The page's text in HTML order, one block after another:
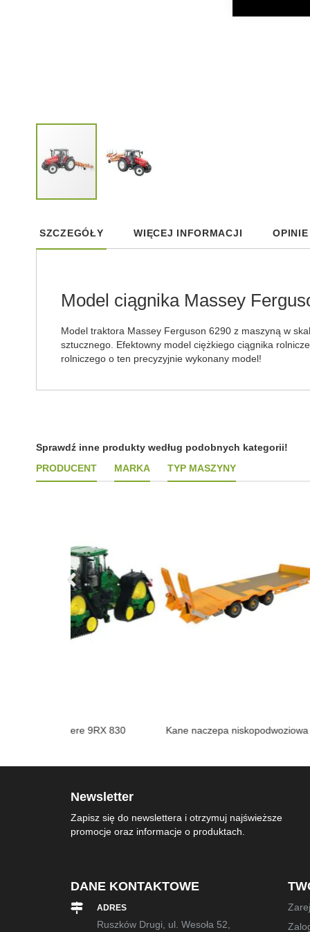
the
beginning
gallery
SZCZEGÓŁY
Model ciągnika Massey
Model traktora Massey Ferguson 6290 z maszyną w
sztucznego. Efektowny model ciężkiego ciągnika
rolniczego o ten precyzyjnie wykonany model!
WIĘCEJ INFORMACJI OPINIE
Sprawdź inne produkty według podobnych kategorii!
PRODUCENT
MARKA TYP MASZYNY
Kane naczepa niskopodwoziowa
Massey
Newsletter
Zapisz się do newslettera i otrzymuj najświeższe
promocje oraz informacje o produktach.
DANE KONTAKTOWE
ADRES
Ruszków Drugi, ul. Wesoła 52,